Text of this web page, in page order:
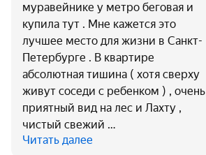
муравейнике у метро беговая и
купила тут . Мне кажется это
лучшее место для жизни в Санкт-
Петербурге . В квартире
абсолютная тишина ( хотя сверху
живут соседи с ребенком ) , очень
приятный вид на лес и Лахту ,
чистый свежий …
Читать далее